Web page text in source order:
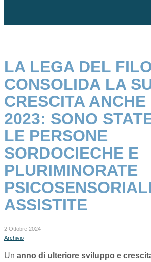
LA LEGA DEL
CONSOLIDA LA
CRESCITA ANCHE
2023: SONO
LE PERSONE
SORDOCIECHE E
PLURIMINORATE
PSICOSENSORIALI
ASSISTITE
2 Ottobre 2024
Archivio
Un anno di ulteriore sviluppo e